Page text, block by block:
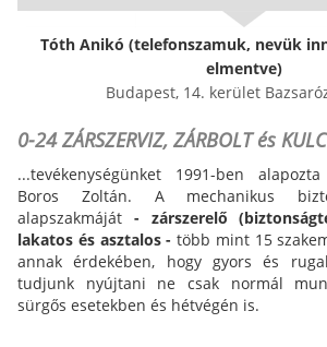
Tóth Anikó (telefonszamuk, nevük
elmentve)
Budapest, 14. kerület
0-24 ZÁRSZERVIZ, ZÁRBOLT és
...tevékenységünket 1991-ben
Boros Zoltán. A mechanikus
alapszakmáját - zárszerelő
lakatos és asztalos - több mint 15
annak érdekében, hogy gyors és
tudjunk nyújtani ne csak normál
sürgős esetekben és hétvégén is.